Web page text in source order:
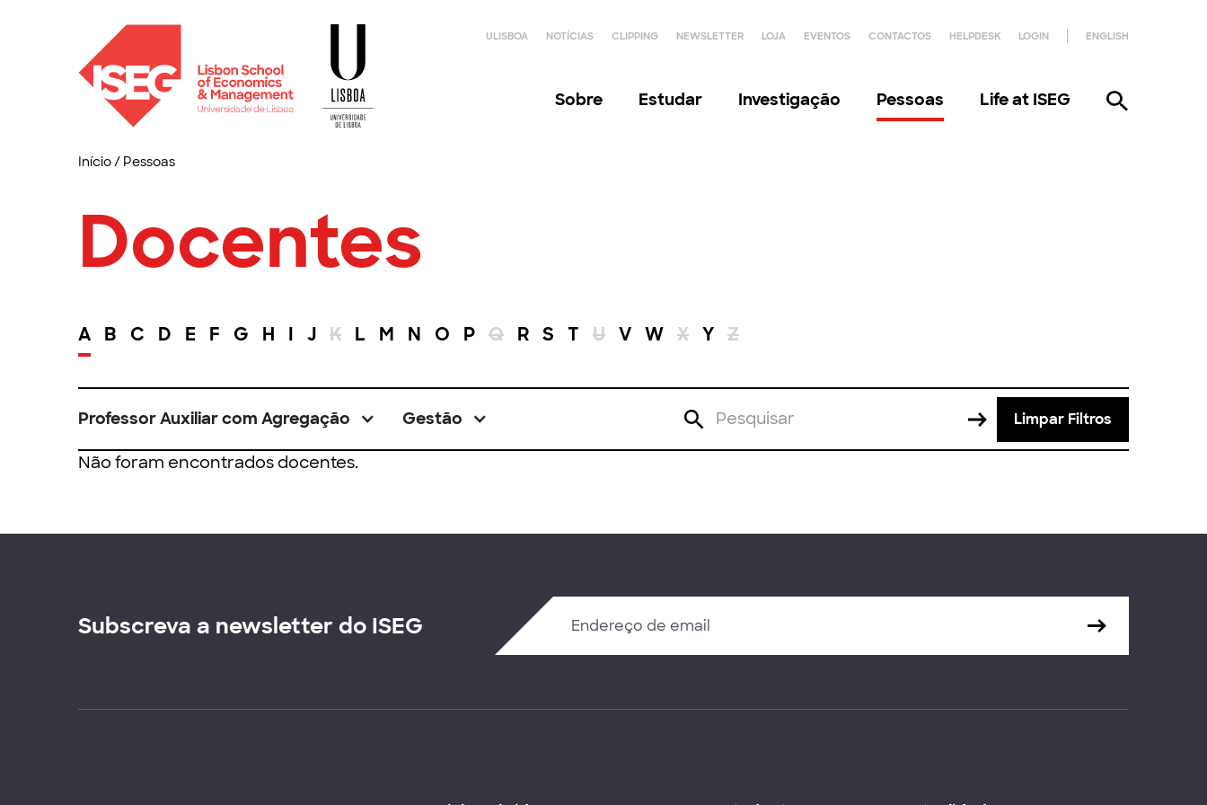
ULISBOA NOTÍCIAS CLIPPING NEWSLETTER LOJA EVENTOS CONTACTOS HELPDESK LOGIN ENGLISH
Sobre Estudar Investigação Pessoas Life at ISEG
Início/ Pessoas
Docentes
A B C D E F G H I J K L M N O P Q R S T U V W X Y Z
Professor Auxiliar com Agregação Gestão Limpar Filtros
Não foram encontrados docentes.
Subscreva a newsletter do ISEG